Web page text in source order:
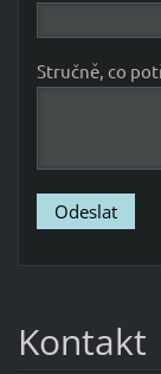
Stručně, co
Kontakt